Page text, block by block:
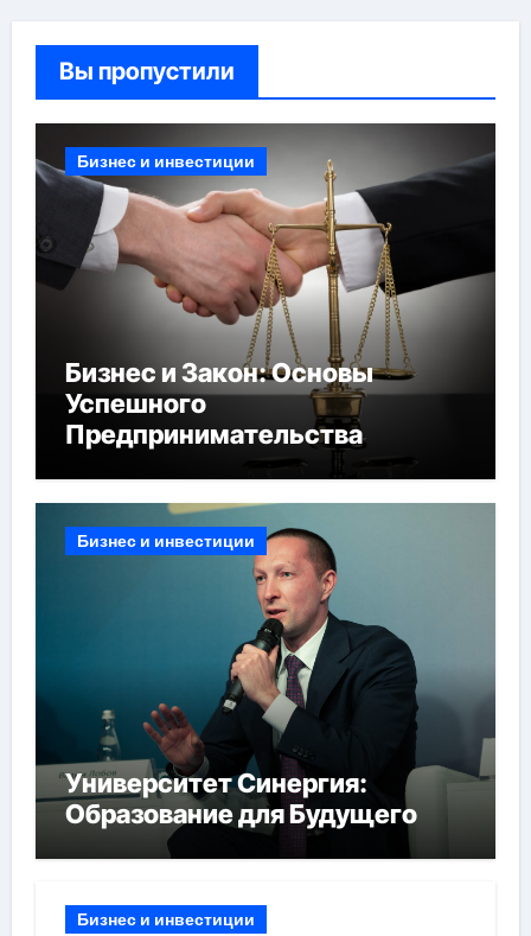
Вы пропустили
Бизнес и инвестиции
Бизнес и Закон: Основы
Успешного
Предпринимательства
Бизнес и инвестиции
Университет Синергия:
Образование для Будущего
Бизнес и инвестиции